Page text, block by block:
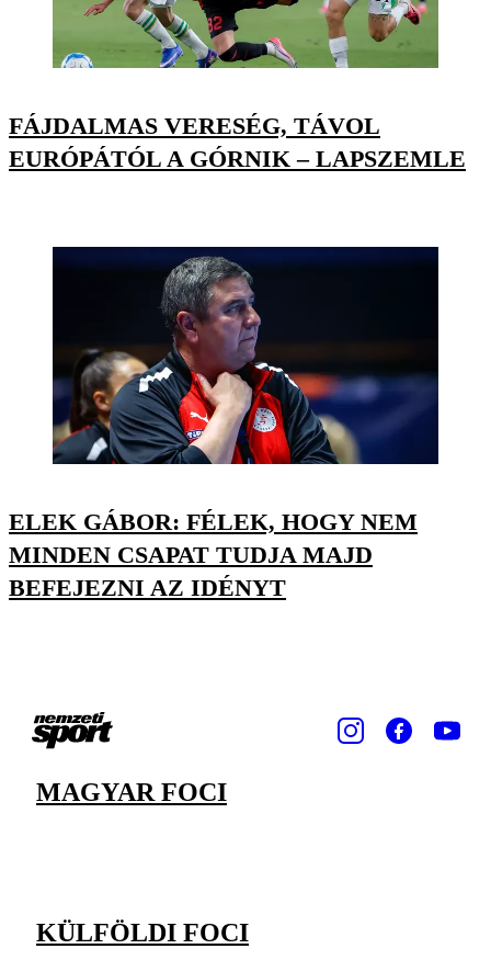
FÁJDALMAS VERESÉG, TÁVOL
EURÓPÁTÓL A GÓRNIK – LAPSZEMLE
ELEK GÁBOR: FÉLEK, HOGY NEM
MINDEN CSAPAT TUDJA MAJD
BEFEJEZNI AZ IDÉNYT
MAGYAR FOCI
KÜLFÖLDI FOCI